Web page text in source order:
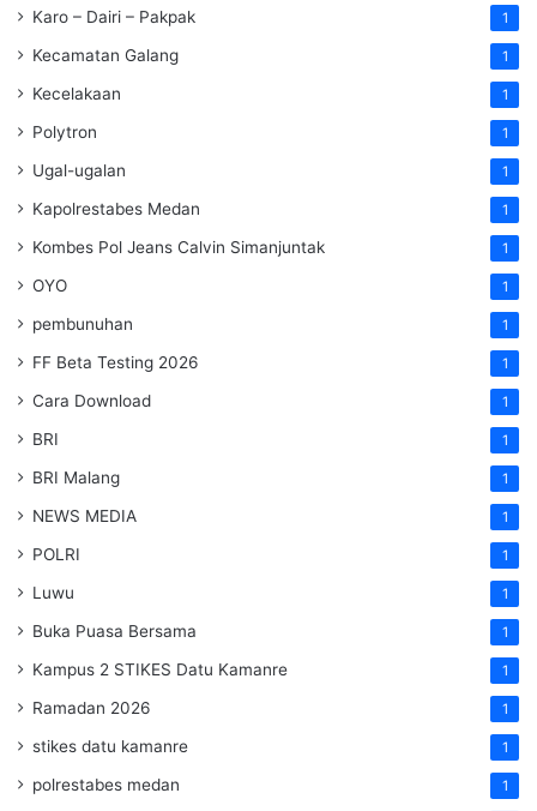
Karo – Dairi – Pakpak 1
Kecamatan Galang 1
Kecelakaan 1
Polytron 1
Ugal-ugalan 1
Kapolrestabes Medan 1
Kombes Pol Jeans Calvin Simanjuntak 1
OYO 1
pembunuhan 1
FF Beta Testing 2026 1
Cara Download 1
BRI 1
BRI Malang 1
NEWS MEDIA 1
POLRI 1
Luwu 1
Buka Puasa Bersama 1
Kampus 2 STIKES Datu Kamanre 1
Ramadan 2026 1
stikes datu kamanre 1
polrestabes medan 1